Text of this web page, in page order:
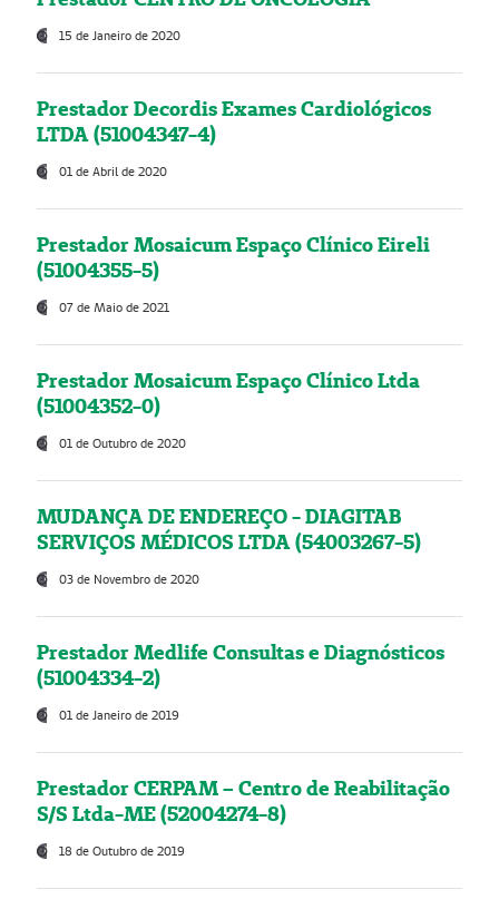
15 de Janeiro de 2020
Prestador Decordis Exames Cardiológicos
LTDA (51004347-4)
01 de Abril de 2020
Prestador Mosaicum Espaço Clínico Eireli
(51004355-5)
07 de Maio de 2021
Prestador Mosaicum Espaço Clínico Ltda
(51004352-0)
01 de Outubro de 2020
MUDANÇA DE ENDEREÇO - DIAGITAB
SERVIÇOS MÉDICOS LTDA (54003267-5)
03 de Novembro de 2020
Prestador Medlife Consultas e Diagnósticos
(51004334-2)
01 de Janeiro de 2019
Prestador CERPAM – Centro de Reabilitação
S/S Ltda-ME (52004274-8)
18 de Outubro de 2019